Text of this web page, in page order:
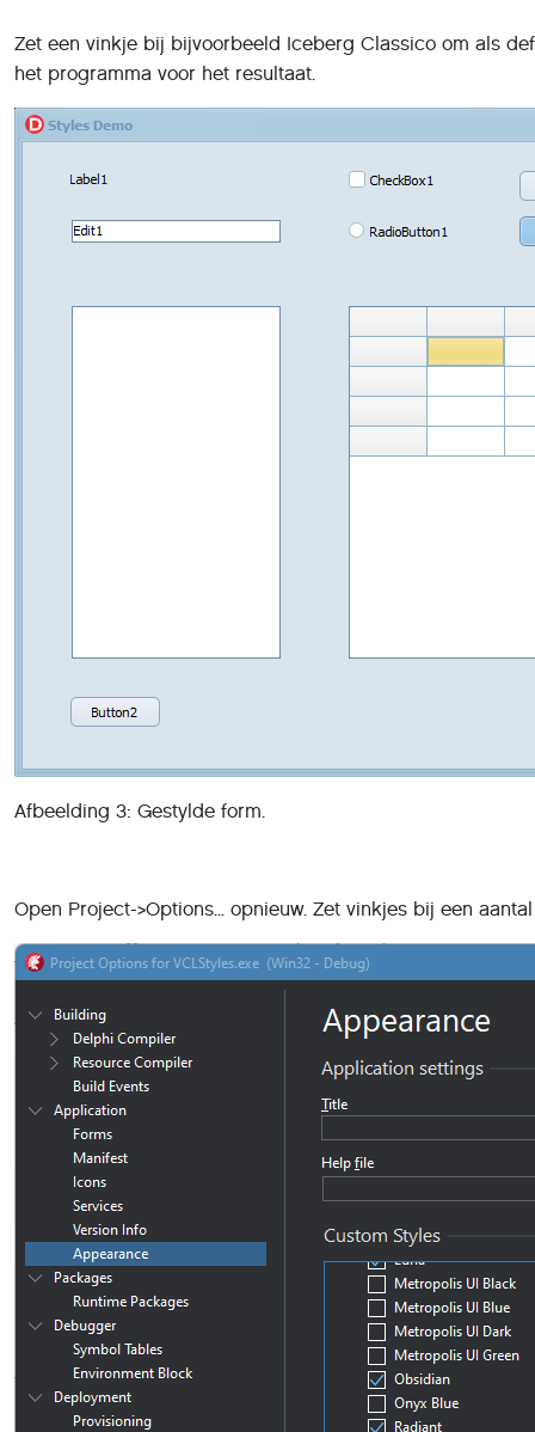
Zet een vinkje bij bijvoorbeeld Iceberg Classico om als
het programma voor het resultaat.
Afbeelding 3: Gestylde form.
Open Project->Options... opnieuw. Zet vinkjes bij een